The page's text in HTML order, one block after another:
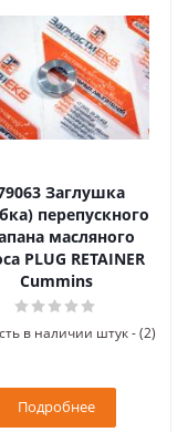
Заглушка
перепускного
масляного
PLUG RETAINER
Cummins
в наличии штук - (2)
Подробнее